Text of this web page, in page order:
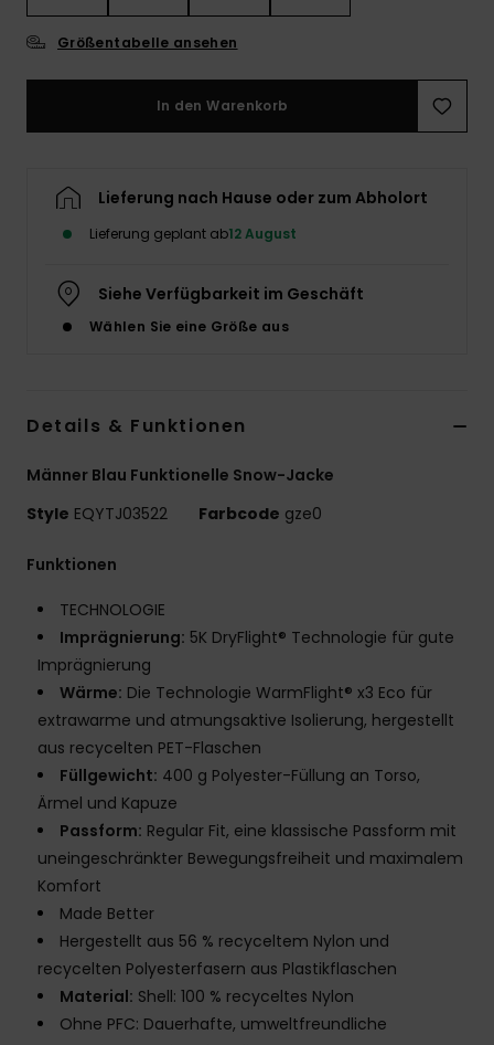
Größentabelle ansehen
In den Warenkorb
Lieferung nach Hause oder zum Abholort
Lieferung geplant ab12 August
Siehe Verfügbarkeit im Geschäft
Wählen Sie eine Größe aus
Details & Funktionen
Männer Blau Funktionelle Snow-Jacke
Style EQYTJ03522 Farbcode gze0
Funktionen
TECHNOLOGIE
Imprägnierung: 5K DryFlight® Technologie für gute
Imprägnierung
Wärme: Die Technologie WarmFlight® x3 Eco für
extrawarme und atmungsaktive Isolierung, hergestellt
aus recycelten PET-Flaschen
Füllgewicht: 400 g Polyester-Füllung an Torso,
Ärmel und Kapuze
Passform: Regular Fit, eine klassische Passform mit
uneingeschränkter Bewegungsfreiheit und maximalem
Komfort
Made Better
Hergestellt aus 56 % recyceltem Nylon und
recycelten Polyesterfasern aus Plastikflaschen
Material: Shell: 100 % recyceltes Nylon
Ohne PFC: Dauerhafte, umweltfreundliche